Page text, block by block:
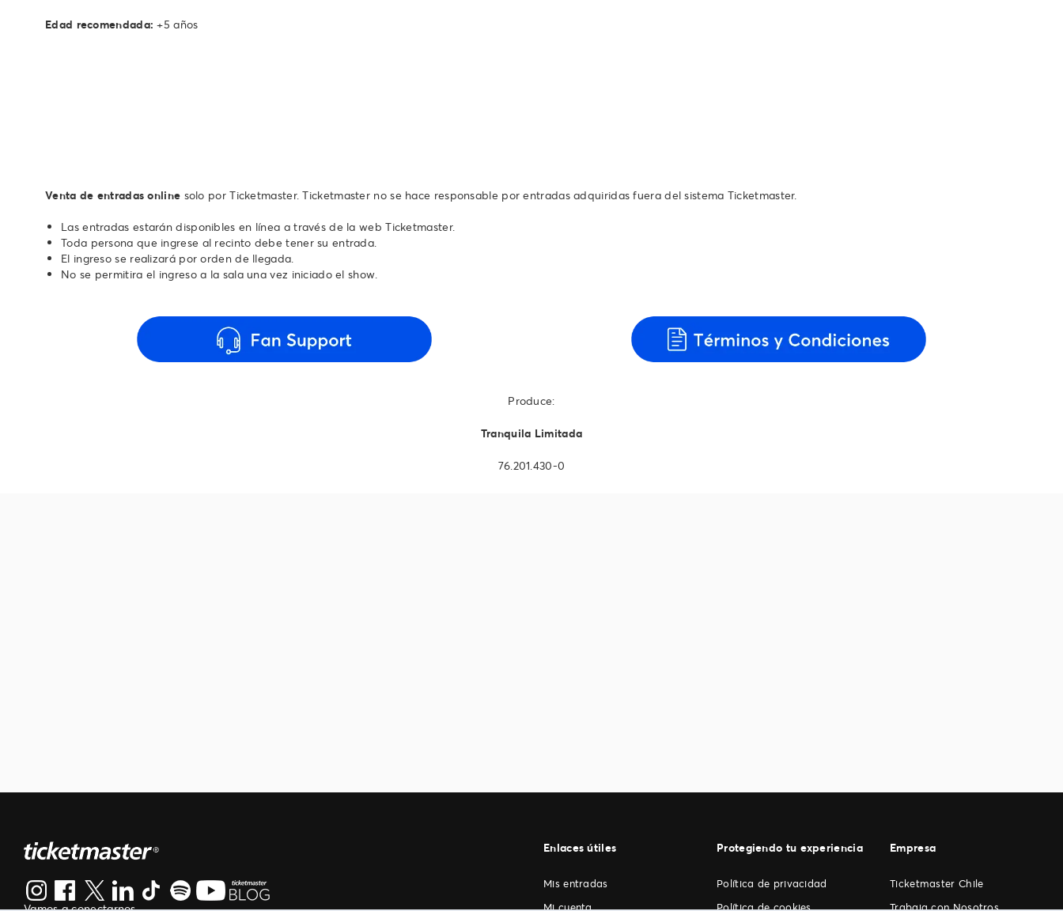
Edad recomendada: +5 años
Venta de entradas online solo por Ticketmaster. Ticketmaster no se hace responsable por entradas adquiridas fuera del sistema Ticketmaster.
Las entradas estarán disponibles en línea a través de la web Ticketmaster.
Toda persona que ingrese al recinto debe tener su entrada.
El ingreso se realizará por orden de llegada.
No se permitira el ingreso a la sala una vez iniciado el show.
Produce:
Tranquila Limitada
76.201.430-0
Vamos a conectarnos
Enlaces útiles
Mis entradas
Mi cuenta
Protegiendo tu experiencia
Política de privacidad
Política de cookies
Empresa
Ticketmaster Chile
Trabaja con Nosotros